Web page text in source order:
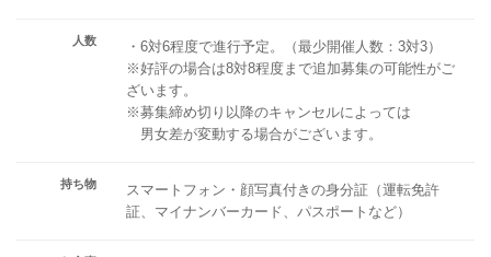
人数
・6対6程度で進行予定。（最少開催人数：3対3）
※好評の場合は8対8程度まで追加募集の可能性がご
ざいます。
※募集締め切り以降のキャンセルによっては
男女差が変動する場合がございます。
持ち物
スマートフォン・顔写真付きの身分証（運転免許
証、マイナンバーカード、パスポートなど）